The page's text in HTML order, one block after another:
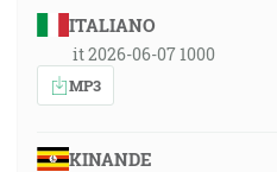
ITALIANO
it 2026-06-07 1000
MP3
KINANDE